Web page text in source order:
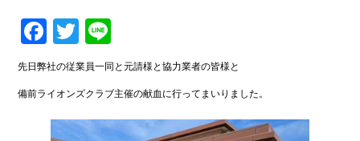
Fa
ce
bo
ok
T
wi
tte
r
ne
先日弊社の従業員一同と元請様と協力業者の皆様と
備前ライオンズクラブ主催の献血に行ってまいりました。